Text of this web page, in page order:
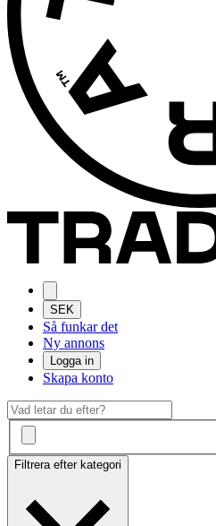
SEK
Så funkar det
Ny annons
Logga in
Skapa konto
Filtrera efter kategori